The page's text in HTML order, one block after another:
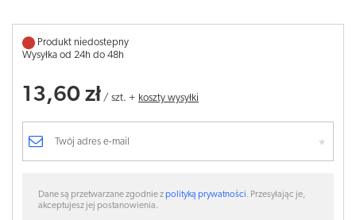
Produkt niedostepny
Wysyłka od 24h do 48h
13,60 zł / szt. + koszty wysyłki
Dane są przetwarzane zgodnie zpolityką prywatności. Przesyłając je,
akceptujesz jej postanowienia.